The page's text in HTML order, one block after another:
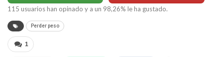
115 usuarios han opinado y a un 98,26% le ha gustado.
Perder peso
1